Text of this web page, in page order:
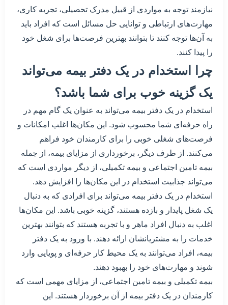
نیازمند توجه به مواردی از قبیل مدرک تحصیلی، تجربه کاری،
مهارت‌های ارتباطی و توانایی حل مسائل است که افراد باید
به آن‌ها توجه کنند تا بتوانند بهترین فرصت‌ها برای شغل خود
را پیدا کنند.
چرا استخدام در یک دفتر بیمه می‌تواند
یک گزینه خوب برای شما باشد؟
استخدام در یک دفتر بیمه می‌تواند به عنوان یک گام مهم در
راه حرفه‌ای شما محسوب شود. این مکان‌ها اغلب امکانات و
فرصت‌های شغلی خوبی را برای کارمندان خود فراهم
می‌کنند. از طرف دیگر، برخورداری از مزایای بیمه، از جمله
بیمه تامین اجتماعی و بیمه تکمیلی، از دیگر مواردی است که
می‌تواند جذابیت استخدام در این مکان‌ها را افزایش دهد.
استخدام در یک دفتر بیمه می‌تواند برای افرادی که به دنبال
یک شغل پایدار و بازده هستند، گزینه خوبی باشد. این مکان‌ها
اغلب به دنبال افراد ماهر و با تجربه هستند که بتوانند بهترین
خدمات را به مشتریانشان ارائه دهند. با ورود به یک دفتر
بیمه، افراد می‌توانند به یک محیط کار حرفه‌ای و پویایی وارد
شوند و مهارت‌های خود را بهبود دهند.
بیمه تکمیلی و بیمه تامین اجتماعی، از مزایای مهمی است که
کارمندان در یک دفتر بیمه از آن برخوردار هستند. این